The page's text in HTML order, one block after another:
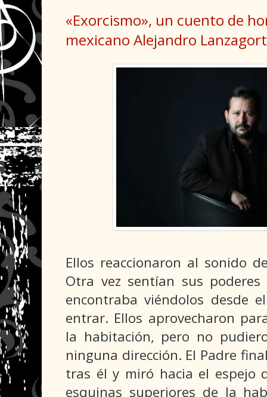
«Exorcismo», un cuento de
mexicano Alejandro
Ellos reaccionaron al sonido
Otra vez sentían sus poderes
encontraba viéndolos desde
entrar. Ellos aprovecharon
la habitación, pero no
ninguna dirección. El Padre
tras él y miró hacia el espejo
esquinas superiores de la